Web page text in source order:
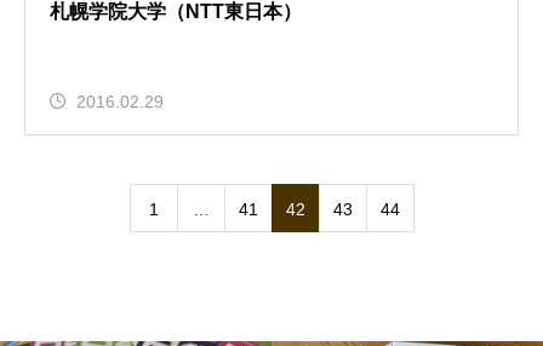
札幌学院大学（NTT東日本）
2016.02.29
1 41 42 43 44